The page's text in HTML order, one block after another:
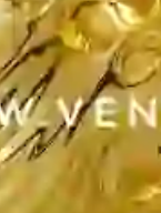
Бренд - Bruno
Материал -
Swarovski Размер
Узнавайте свежую
Подписаться